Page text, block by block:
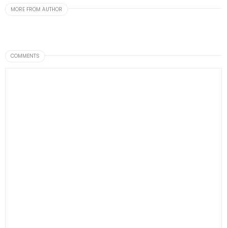
MORE FROM AUTHOR
COMMENTS